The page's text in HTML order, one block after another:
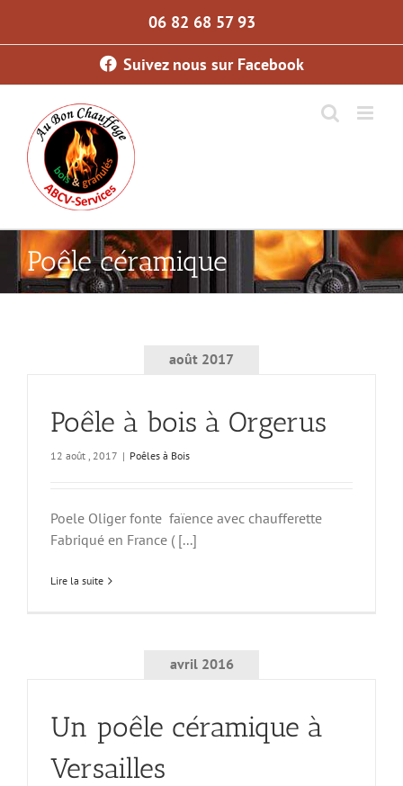
06 82 68 57 93
Suivez nous sur Facebook
Poêle céramique
août 2017
Poêle à bois à Orgerus
12 août , 2017 | Poêles à Bois
Poele Oliger fonte faïence avec chaufferette
Fabriqué en France ( [...]
Lire la suite
avril 2016
Un poêle céramique à
Versailles